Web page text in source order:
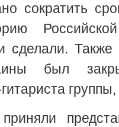
сократить
сделали. Также
был
группы,